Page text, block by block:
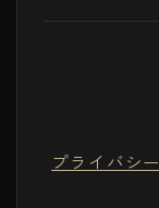
プライバシ